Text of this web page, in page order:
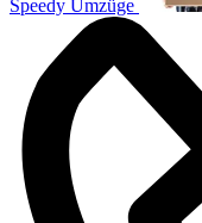
Speedy Umzüge